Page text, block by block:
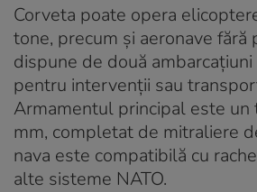
Corveta poate opera
tone, precum și aeronave fără
dispune de două
pentru intervenții sau
Armamentul principal este un
mm, completat de mitraliere
nava este compatibilă cu
alte sisteme NATO.